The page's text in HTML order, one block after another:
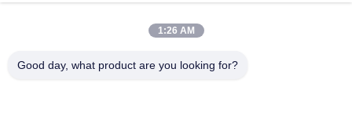
주소
1:26 AM
Good day, what product are you looking for?